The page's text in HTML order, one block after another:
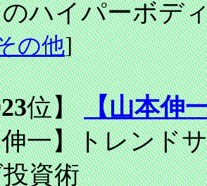
ハイパーボデ
の他]
位】【山本伸
一】トレンド
資術